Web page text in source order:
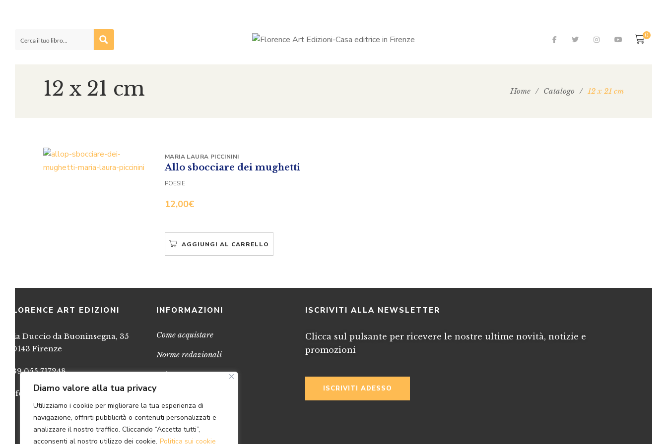
Diamo valore alla tua privacy
Utilizziamo i cookie per migliorare la tua esperienza di
navigazione, offrirti pubblicità o contenuti personalizzati e
analizzare il nostro traffico. Cliccando “Accetta tutti”,
acconsenti al nostro utilizzo dei cookie. Politica sui cookie
0
12 x 21 cm Home / Catalogo / 12 x 21 cm
Allo sbocciare dei mughetti
12,00€
MARIA LAURA PICCININI
POESIE
AGGIUNGI AL CARRELLO
FLORENCE ART EDIZIONI
Via Duccio da Buoninsegna, 35
50143 Firenze
+39 055 717248
info@FlorenceArtEdizioni.com
INFORMAZIONI
Come acquistare
Norme redazionali
Privacy
Credits
ISCRIVITI ALLA NEWSLETTER
Clicca sul pulsante per ricevere le nostre ultime novità, notizie e
promozioni
ISCRIVITI ADESSO